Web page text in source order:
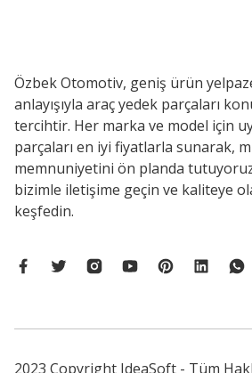
Özbek Otomotiv, geniş ürün
anlayışıyla araç yedek parçaları
tercihtir. Her marka ve model için
parçaları en iyi fiyatlarla sunarak,
memnuniyetini ön planda
bizimle iletişime geçin ve kaliteye
keşfedin.
2023 Copyright IdeaSoft - Tüm